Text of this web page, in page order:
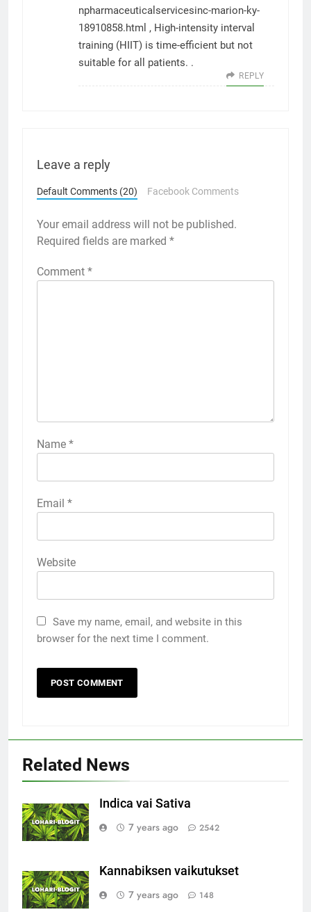
npharmaceuticalservicesinc-marion-ky-
18910858.html , High-intensity interval
training (HIIT) is time-efficient but not
suitable for all patients. .
REPLY
Leave a reply
Default Comments (20) Facebook Comments
Your email address will not be published.
Required fields are marked *
Comment *
Name *
Email *
Website
Save my name, email, and website in this
browser for the next time I comment.
Related News
Indica vai Sativa
7 years ago
2542
Kannabiksen vaikutukset
7 years ago
148